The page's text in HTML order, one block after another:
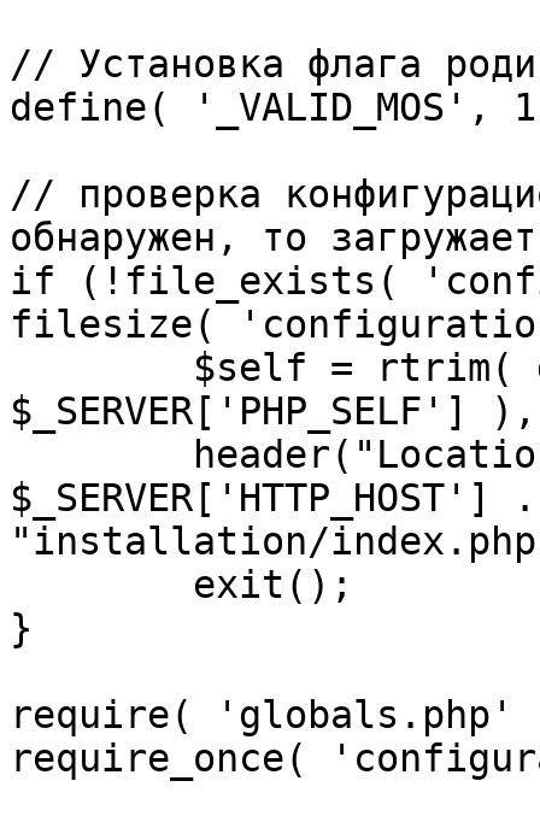
// Установка флага
define( '_VALID_MOS',
// проверка
обнаружен, то
if (!file_exists(
filesize(
"installation/
}
require(
require_once(